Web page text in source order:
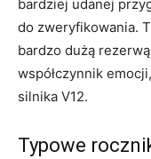
bardziej udanej
do zweryfikowania.
bardzo dużą
współczynnik
silnika V12.
Typowe